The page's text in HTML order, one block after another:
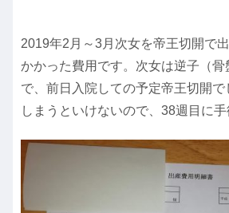
2019年2月～3月次女を帝王切開で
かかった費用です。次女は逆子（
で、前日入院しての予定帝王切開で
しまうといけないので、38週目に手